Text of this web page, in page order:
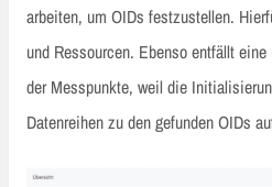
arbeiten, um OIDs festzustellen.
und Ressourcen. Ebenso entfällt
der Messpunkte, weil die
Datenreihen zu den gefunden OIDs